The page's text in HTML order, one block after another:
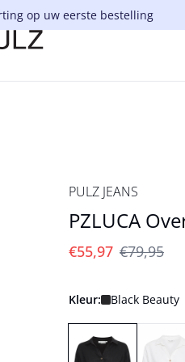
op uw eerste bestelling
PULZ JEANS
PZLUCA
€55,97 €79,95
Kleur: Black Beauty